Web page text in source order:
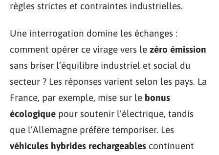
règles strictes et contraintes industrielles.
Une interrogation domine les échanges :
comment opérer ce virage vers le zéro émission
sans briser l’équilibre industriel et social du
secteur ? Les réponses varient selon les pays. La
France, par exemple, mise sur le bonus
écologique pour soutenir l’électrique, tandis
que l’Allemagne préfère temporiser. Les
véhicules hybrides rechargeables continuent